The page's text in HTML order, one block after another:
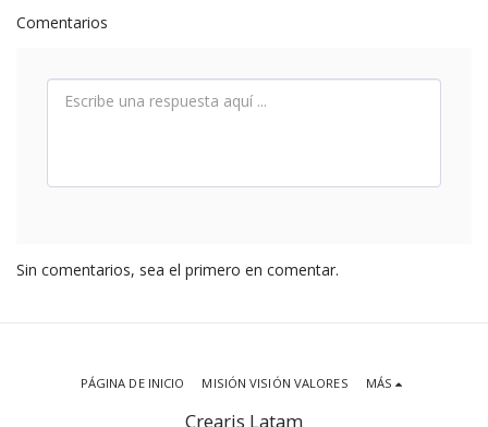
Comentarios
Sin comentarios, sea el primero en comentar.
Crearis Latam
PÁGINA DE INICIO MISIÓN VISIÓN VALORES MÁS